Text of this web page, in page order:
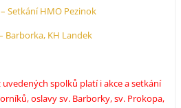
– Setkání HMO Pezinok
Barborka, KH Landek
spolků platí i akce a setkání
oslavy sv. Barborky, sv. Prokopa,